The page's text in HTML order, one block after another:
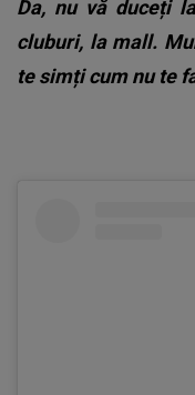
Da, nu vă duceți
cluburi, la mall.
te simți cum nu te